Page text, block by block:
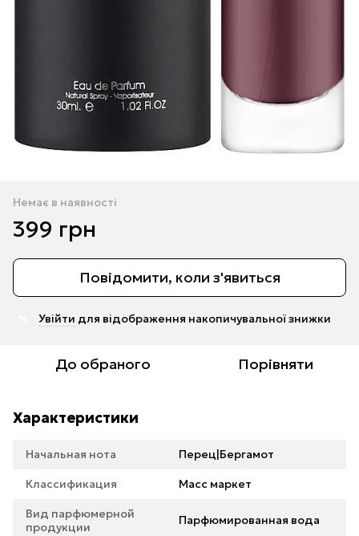
Немає в наявності
399 грн
Повідомити, коли з'явиться
Увійти для відображення накопичувальної знижки
До обраного Порівняти
Характеристики
Начальная нота Перец|Бергамот
Классификация Масс маркет
Вид парфюмерной
продукции
Парфюмированная вода